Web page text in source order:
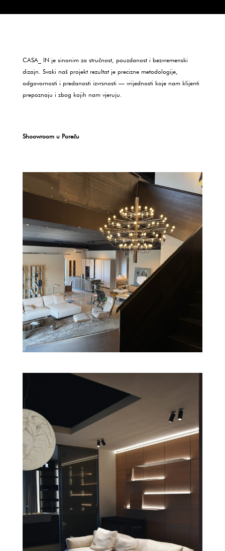
CASA_ IN je sinonim za stručnost, pouzdanost i bezvremenski
dizajn. Svaki naš projekt rezultat je precizne metodologije,
odgovornosti i predanosti izvrsnosti — vrijednosti koje nam klijenti
prepoznaju i zbog kojih nam vjeruju.
Shoowroom u Poreču